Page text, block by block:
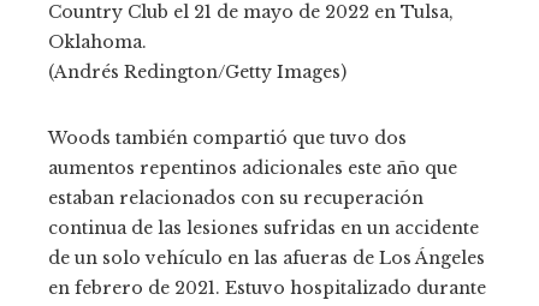
Country Club el 21 de mayo de 2022 en Tulsa,
Oklahoma.
(Andrés Redington/Getty Images)
Woods también compartió que tuvo dos
aumentos repentinos adicionales este año que
estaban relacionados con su recuperación
continua de las lesiones sufridas en un accidente
de un solo vehículo en las afueras de Los Ángeles
en febrero de 2021. Estuvo hospitalizado durante